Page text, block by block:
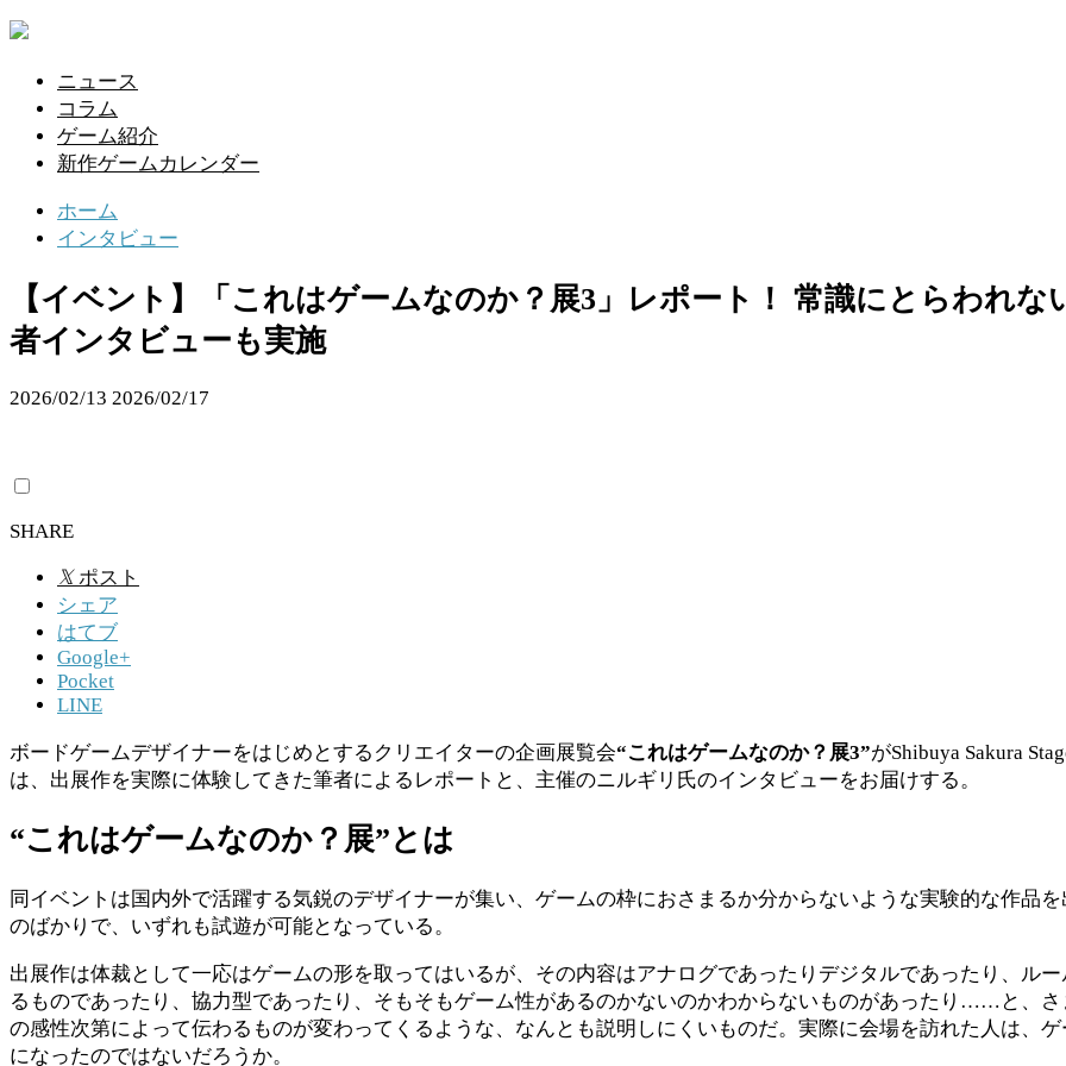
ニュース
コラム
ゲーム紹介
新作ゲームカレンダー
ホーム
インタビュー
【イベント】「これはゲームなのか？展3」レポート！ 常識にとらわれ
者インタビューも実施
2026/02/13 2026/02/17
SHARE
𝕏 ポスト
シェア
はてブ
Google+
Pocket
LINE
ボードゲームデザイナーをはじめとするクリエイターの企画展覧会“これはゲームなのか？展3”がShibuya Sakura
は、出展作を実際に体験してきた筆者によるレポートと、主催のニルギリ氏のインタビューをお届けする。
“これはゲームなのか？展”とは
同イベントは国内外で活躍する気鋭のデザイナーが集い、ゲームの枠におさまるか分からないような実験的な作品
のばかりで、いずれも試遊が可能となっている。
出展作は体裁として一応はゲームの形を取ってはいるが、その内容はアナログであったりデジタルであったり、ル
るものであったり、協力型であったり、そもそもゲーム性があるのかないのかわからないものがあったり……と、
の感性次第によって伝わるものが変わってくるような、なんとも説明しにくいものだ。実際に会場を訪れた人は、
になったのではないだろうか。